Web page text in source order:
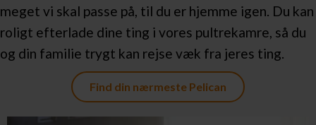
meget vi skal passe på, til du er hjemme igen. Du kan
roligt efterlade dine ting i vores pultrekamre, så du
og din familie trygt kan rejse væk fra jeres ting.
Find din nærmeste Pelican